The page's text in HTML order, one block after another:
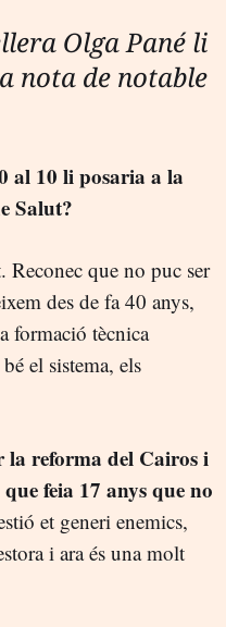
Olga Pané li
nota de notable
al 10 li posaria a la
Salut?
que no puc ser
des de fa 40 anys,
formació tècnica
el sistema, els
la reforma del Cairos i
feia 17 anys que no
et generi enemics,
i ara és una molt